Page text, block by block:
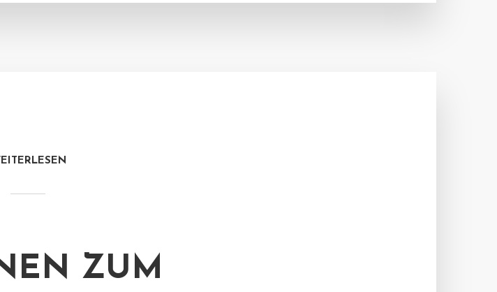
ZUM